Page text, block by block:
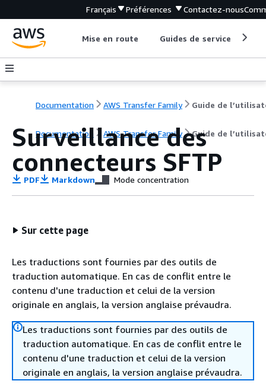
Français Préférences Contactez-nous
Mise en route Guides de service
Documentation AWS Transfer Family Guide de
Documentation AWS Transfer Family Guide de
Surveillance des
connecteurs SFTP
PDF Markdown Mode concentration
Sur cette page
Les traductions sont fournies par des outils de
traduction automatique. En cas de conflit entre le
contenu d'une traduction et celui de la version
originale en anglais, la version anglaise prévaudra.
Les traductions sont fournies par des outils de
traduction automatique. En cas de conflit entre le
contenu d'une traduction et celui de la version
originale en anglais, la version anglaise prévaudra.